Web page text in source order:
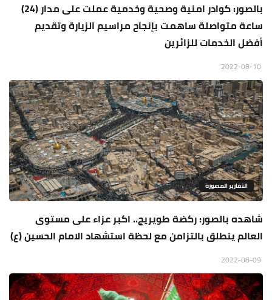
بالصور: كوادر امنية وصحية وخدمية عملت على مدار (24)
ساعة متواصلة ساهمت بإنجاح مراسيم الزيارة وتقديم
أفضل الخدمات للزائرين
التقارير المصورة
شاهده بالصور: ركضة طويريج.. اكبر عزاء على مستوى
العالم ينطلق بالتزامن مع لحظة استشهاد الامام الحسين (ع)